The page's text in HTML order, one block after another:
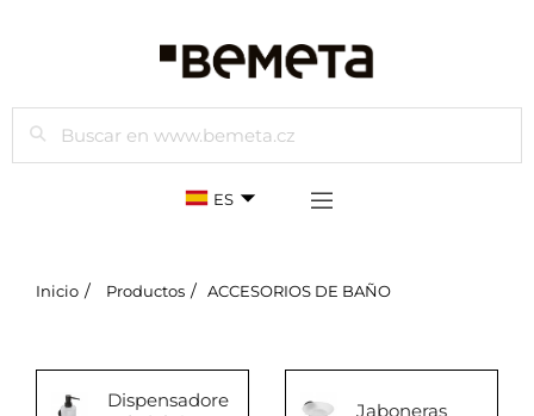
Buscar
ES
Inicio Productos ACCESORIOS DE BAÑO
Dispensadore
Jaboneras